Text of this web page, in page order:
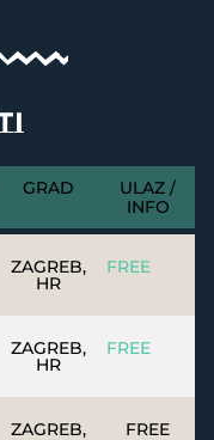
GRAD
ULAZ /
INFO
ZAGREB,
HR
FREE
ZAGREB,
HR
FREE
ZAGREB, FREE